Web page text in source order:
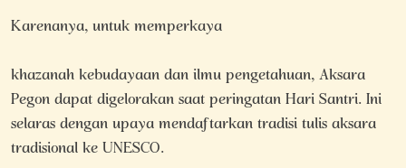
Karenanya, untuk memperkaya
khazanah kebudayaan dan ilmu pengetahuan, Aksara
Pegon dapat digelorakan saat peringatan Hari Santri. Ini
selaras dengan upaya mendaftarkan tradisi tulis aksara
tradisional ke UNESCO.